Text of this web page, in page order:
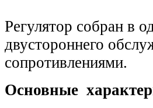
Регулятор собран в
двустороннего
сопротивлениями.
Основные